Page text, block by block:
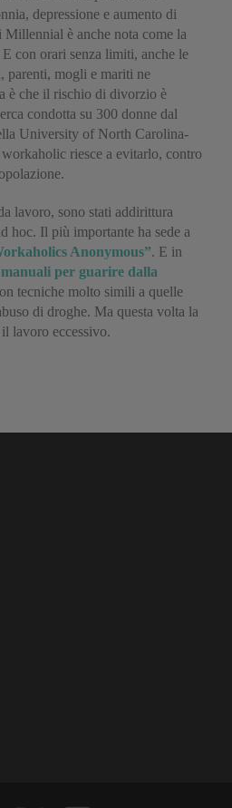
depressione e aumento di
Millennial è anche nota come la
E con orari senza limiti, anche le
parenti, mogli e mariti ne
è che il rischio di divorzio è
condotta su 300 donne dal
University of North Carolina-
riesce a evitarlo, contro
lavoro, sono stati addirittura
hoc. Il più importante ha sede a
Anonymous”. E in
manuali per guarire dalla
tecniche molto simili a quelle
di droghe. Ma questa volta la
lavoro eccessivo.